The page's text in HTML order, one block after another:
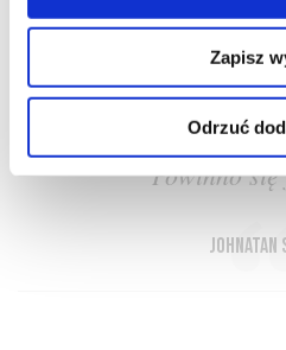
Zapisz
Odrzuć
PRZEWODNIK
Niektóre wina są
Powinno
Johnatan